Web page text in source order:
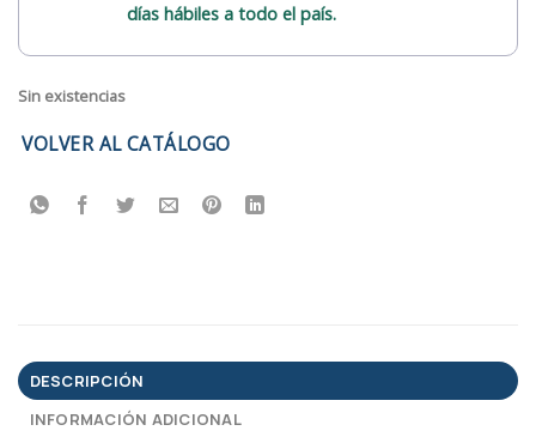
días hábiles a todo el país.
Sin existencias
VOLVER AL CATÁLOGO
DESCRIPCIÓN
INFORMACIÓN ADICIONAL